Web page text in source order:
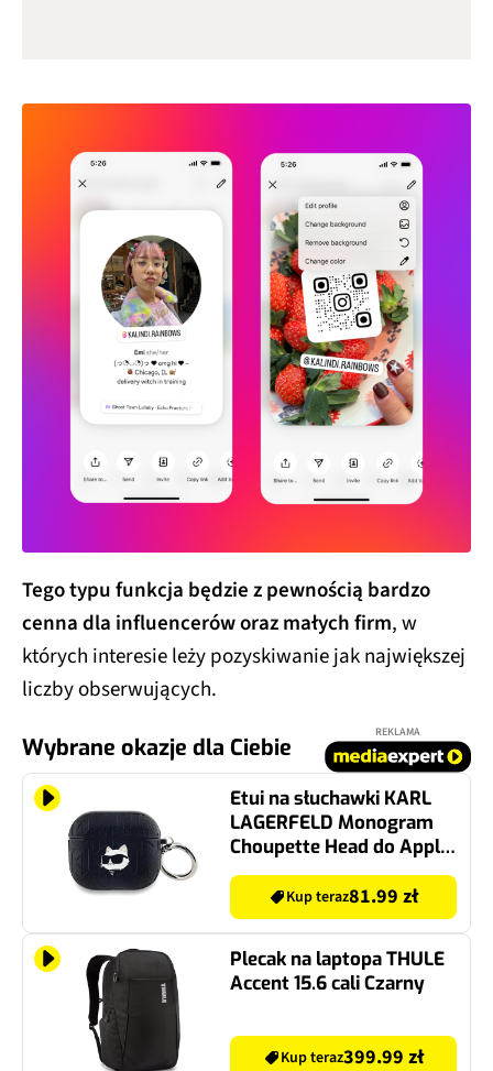
Tego typu funkcja będzie z pewnością bardzo
cenna dla influencerów oraz małych firm, w
których interesie leży pozyskiwanie jak największej
liczby obserwujących.
Wybrane okazje dla Ciebie
REKLAMA
Etui na słuchawki KARL
LAGERFELD Monogram
Choupette Head do Apple
AirPods 3 Czarny
Kup teraz81.99 zł
Plecak na laptopa THULE
Accent 15.6 cali Czarny
Kup teraz399.99 zł